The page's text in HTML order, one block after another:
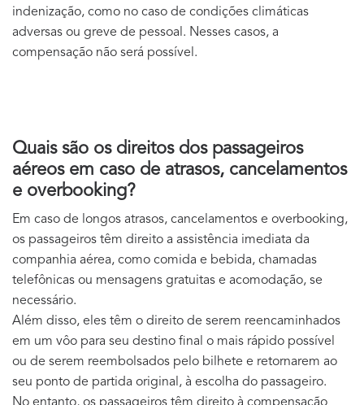
indenização, como no caso de condições climáticas
adversas ou greve de pessoal. Nesses casos, a
compensação não será possível.
Quais são os direitos dos passageiros
aéreos em caso de atrasos, cancelamentos
e overbooking?
Em caso de longos atrasos, cancelamentos e overbooking,
os passageiros têm direito a assistência imediata da
companhia aérea, como comida e bebida, chamadas
telefônicas ou mensagens gratuitas e acomodação, se
necessário.
Além disso, eles têm o direito de serem reencaminhados
em um vôo para seu destino final o mais rápido possível
ou de serem reembolsados pelo bilhete e retornarem ao
seu ponto de partida original, à escolha do passageiro.